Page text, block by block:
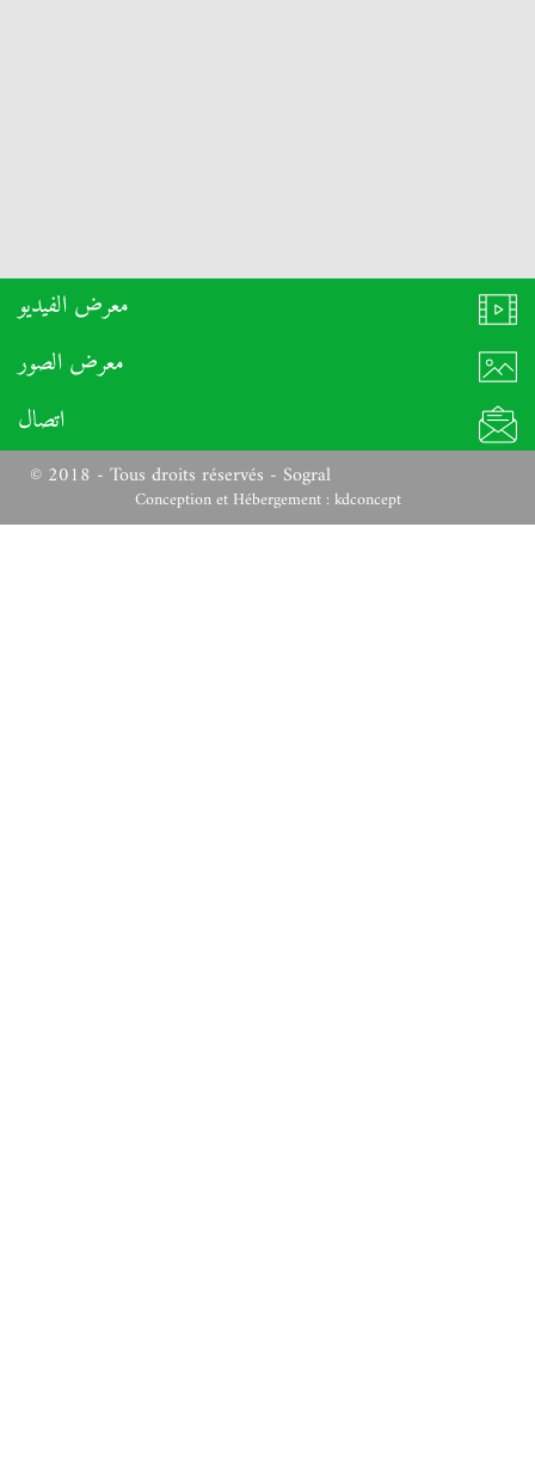
معرض الفيديو
معرض الصور
اتصال
© 2018 - Tous droits réservés - Sogral
Conception et Hébergement : kdconcept